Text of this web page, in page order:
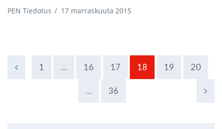
PEN Tiedotus / 17 marraskuuta 2015
1 … 16 17 18 19 20
… 36